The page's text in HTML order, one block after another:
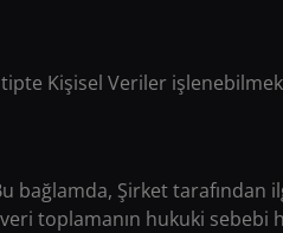
Kişisel Veriler
bağlamda, Şirket tarafından
toplamanın hukuki sebebi